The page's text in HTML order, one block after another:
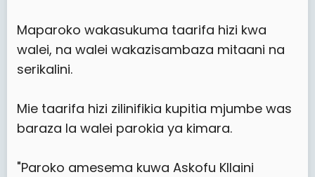
Maparoko wakasukuma taarifa hizi kwa
walei, na walei wakazisambaza mitaani na
serikalini.
Mie taarifa hizi zilinifikia kupitia mjumbe was
baraza la walei parokia ya kimara.
"Paroko amesema kuwa Askofu KIlaini